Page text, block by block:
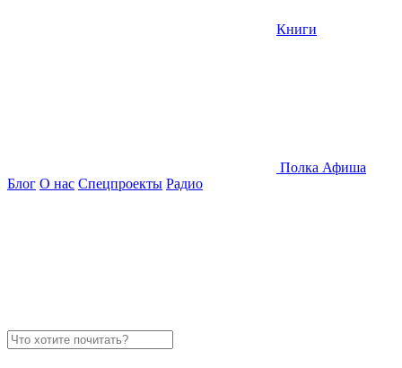
Книги
Полка Афиша
Блог О нас Спецпроекты Радио